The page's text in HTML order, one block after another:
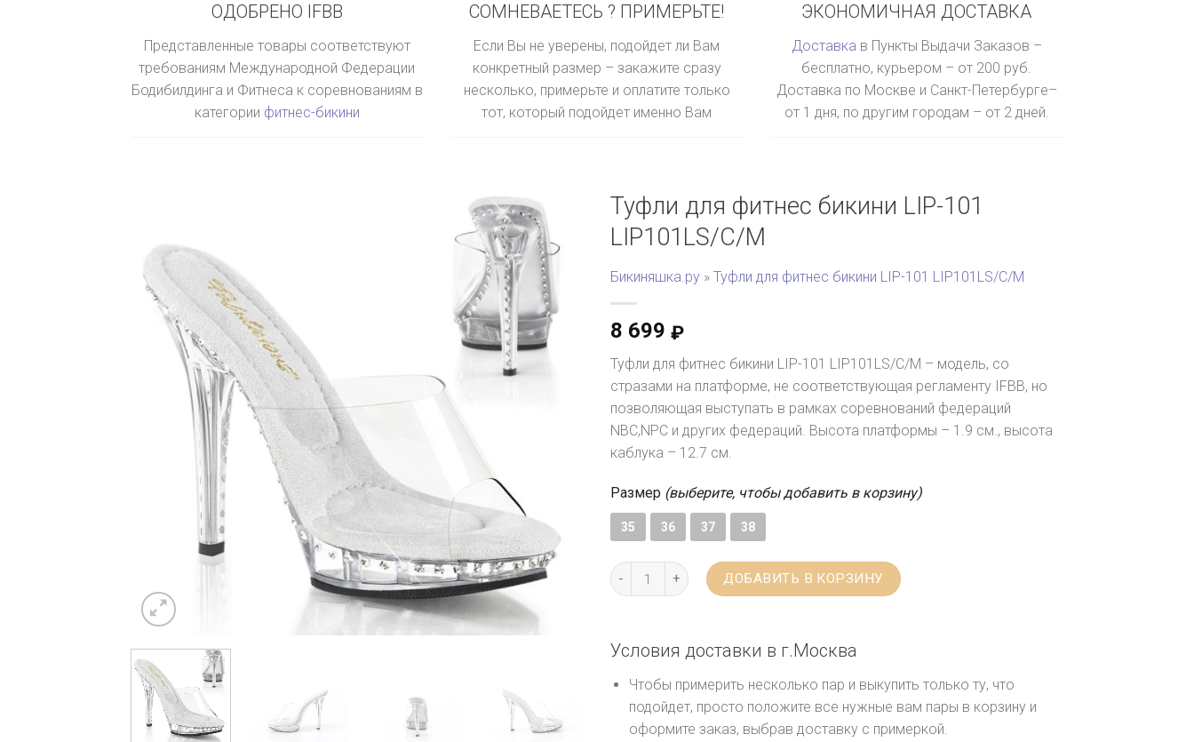
ОДОБРЕНО IFBB
Представленные товары соответствуют
требованиям Международной Федерации
Бодибилдинга и Фитнеса к соревнованиям в
категории фитнес-бикини
СОМНЕВАЕТЕСЬ ? ПРИМЕРЬТЕ!
Если Вы не уверены, подойдет ли Вам
конкретный размер – закажите сразу
несколько, примерьте и оплатите только
тот, который подойдет именно Вам
ЭКОНОМИЧНАЯ ДОСТАВКА
Доставка в Пункты Выдачи Заказов –
бесплатно, курьером – от 200 руб.
Доставка по Москве и Санкт-Петербурге–
от 1 дня, по другим городам – от 2 дней.
Туфли для фитнес бикини LIP-101
LIP101LS/C/M
Бикиняшка.ру » Туфли для фитнес бикини LIP-101 LIP101LS/C/M
8 699 ₽
Туфли для фитнес бикини LIP-101 LIP101LS/C/M – модель, со
стразами на платформе, не соответствующая регламенту IFBB, но
позволяющая выступать в рамках соревнований федераций
NBC,NPC и других федераций. Высота платформы – 1.9 см., высота
каблука – 12.7 см.
Размер (выберите, чтобы добавить в корзину)
35 36 37 38
ДОБАВИТЬ В КОРЗИНУ
Условия доставки в г.Москва
Чтобы примерить несколько пар и выкупить только ту, что
подойдет, просто положите все нужные вам пары в корзину и
оформите заказ, выбрав доставку с примеркой.